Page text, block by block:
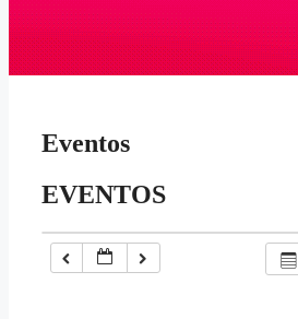
Eventos
EVENTOS